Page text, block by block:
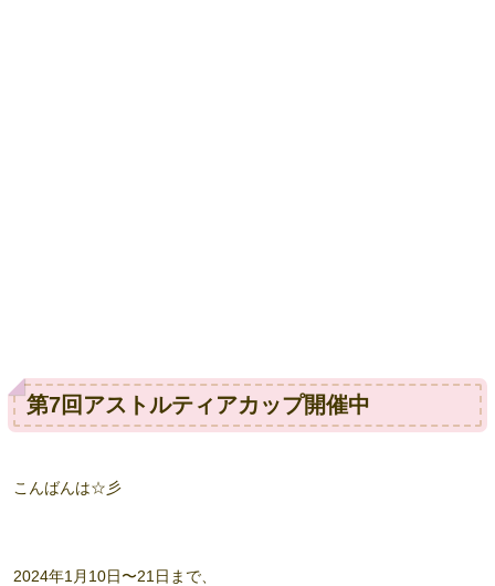
第7回アストルティアカップ開催中
こんばんは☆彡
2024年1月10日〜21日まで、